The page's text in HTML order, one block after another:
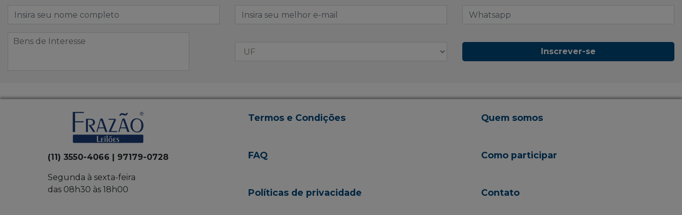
Inscrever-se
(11) 3550-4066 | 97179-0728
Segunda à sexta-feira
das 08h30 às 18h00
Termos e Condições
FAQ
Políticas de privacidade
Quem somos
Como participar
Contato